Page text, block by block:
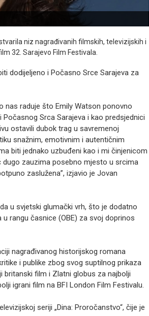
niz nagrađivanih filmskih, televizijskih i
32. Sarajevo Film Festivala.
dodijeljeno i Počasno Srce Sarajeva za
nas raduje što Emily Watson ponovno
Srca Sarajeva i kao predsjednici
ostavili dubok trag u savremenoj
snažnim, emotivnim i autentičnim
biti jednako uzbuđeni kao i mi činjenicom
dugo zauzima posebno mjesto u srcima
zaslužena”, izjavio je Jovan
u svjetski glumački vrh, što je dodatno
rangu časnice (OBE) za svoj doprinos
nagrađivanog historijskog romana
i publike zbog svog suptilnog prikaza
britanski film i Zlatni globus za najbolji
igrani film na BFI London Film Festivalu.
seriji „Dina: Proročanstvo“, čije je